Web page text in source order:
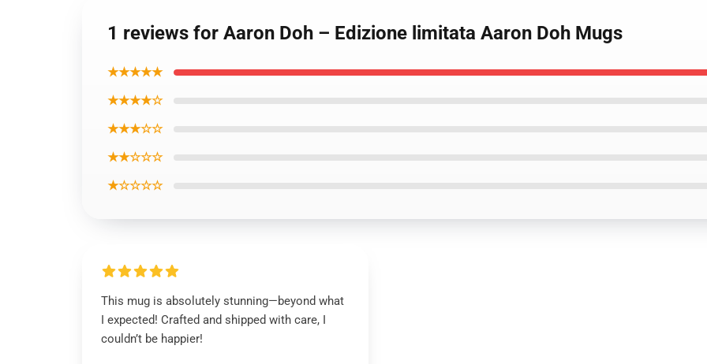
1 reviews for Aaron Doh – Edizione limitata Aaron Doh Mugs
★★★★★
★★★★☆
★★★☆☆
★★☆☆☆
★☆☆☆☆
This mug is absolutely stunning—beyond what
I expected! Crafted and shipped with care, I
couldn’t be happier!